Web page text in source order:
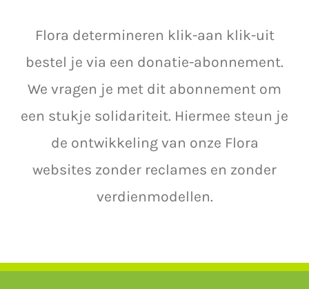
Flora determineren klik-aan klik-uit
bestel je via een donatie-abonnement.
We vragen je met dit abonnement om
een stukje solidariteit. Hiermee steun je
de ontwikkeling van onze Flora
websites zonder reclames en zonder
verdienmodellen.